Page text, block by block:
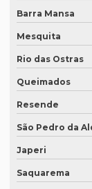
Empresa de
Empresa que
Empresa que
Empresa que
Empresa que
Empresa que faz
Empresa que faz
Barra Mansa
Mesquita
Rio das Ostras
Queimados
Resende
São Pedro da
Japeri
Saquarema